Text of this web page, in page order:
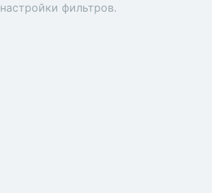
настройки фильтров.